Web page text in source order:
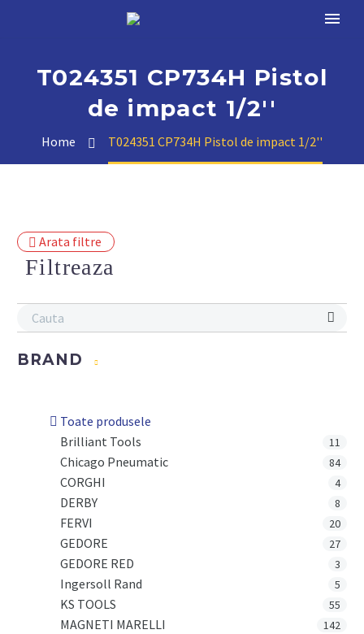
T024351 CP734H Pistol
de impact 1/2''
Home T024351 CP734H Pistol de impact 1/2''
Arata filtre
Filtreaza
BRAND
Toate produsele
Brilliant Tools
11
Chicago Pneumatic 84
CORGHI 4
DERBY 8
FERVI 20
GEDORE 27
GEDORE RED 3
Ingersoll Rand 5
KS TOOLS 55
MAGNETI MARELLI 142